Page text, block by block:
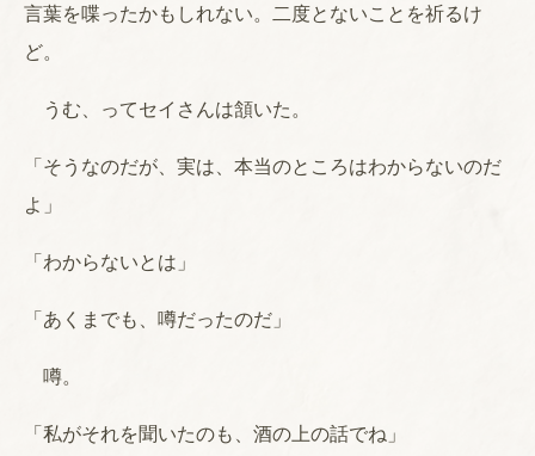
言葉を喋ったかもしれない。二度とないことを祈るけ
ど。
うむ、ってセイさんは頷いた。
「そうなのだが、実は、本当のところはわからないのだ
よ」
「わからないとは」
「あくまでも、噂だったのだ」
噂。
「私がそれを聞いたのも、酒の上の話でね」